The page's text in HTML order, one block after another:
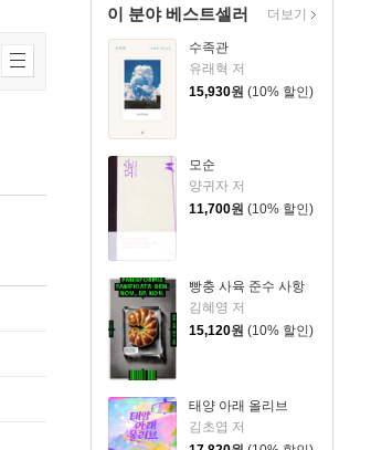
이 분야 베스트셀러
수족관
유래혁 저
15,930원 (10% 할인)
모순
양귀자 저
11,700원 (10% 할인)
빵충 사육 준수 사항
김혜영 저
15,120원 (10% 할인)
태양 아래 올리브
김초엽 저
더보기